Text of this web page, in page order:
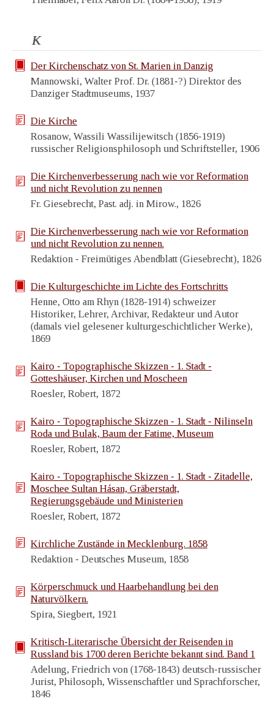
K
Der Kirchenschatz von St. Marien in Danzig
Mannowski, Walter Prof. Dr. (1881-?) Direktor des
Danziger Stadtmuseums, 1937
Die Kirche
Rosanow, Wassili Wassilijewitsch (1856-1919)
russischer Religionsphilosoph und Schriftsteller, 1906
Die Kirchenverbesserung nach wie vor Reformation
und nicht Revolution zu nennen
Fr. Giesebrecht, Past. adj. in Mirow., 1826
Die Kirchenverbesserung nach wie vor Reformation
und nicht Revolution zu nennen.
Redaktion - Freimütiges Abendblatt (Giesebrecht), 1826
Die Kulturgeschichte im Lichte des Fortschritts
Henne, Otto am Rhyn (1828-1914) schweizer
Historiker, Lehrer, Archivar, Redakteur und Autor
(damals viel gelesener kulturgeschichtlicher Werke),
1869
Kairo - Topographische Skizzen - 1. Stadt -
Gotteshäuser, Kirchen und Moscheen
Roesler, Robert, 1872
Kairo - Topographische Skizzen - 1. Stadt - Nilinseln
Roda und Bulak, Baum der Fatime, Museum
Roesler, Robert, 1872
Kairo - Topographische Skizzen - 1. Stadt - Zitadelle,
Moschee Sultan Hásan, Gräberstadt,
Regierungsgebäude und Ministerien
Roesler, Robert, 1872
Kirchliche Zustände in Mecklenburg. 1858
Redaktion - Deutsches Museum, 1858
Körperschmuck und Haarbehandlung bei den
Naturvölkern.
Spira, Siegbert, 1921
Kritisch-Literarische Übersicht der Reisenden in
Russland bis 1700 deren Berichte bekannt sind. Band 1
Adelung, Friedrich von (1768-1843) deutsch-russischer
Jurist, Philosoph, Wissenschaftler und Sprachforscher,
1846